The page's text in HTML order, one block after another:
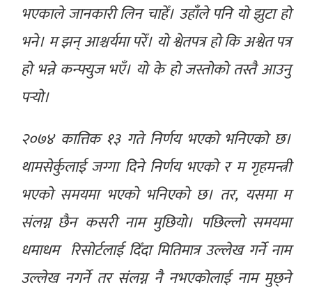
भएकाले जानकारी लिन चाहेँ। उहाँले पनि यो झुटा हो
भने। म झन् आश्चर्यमा परेँ। यो श्वेतपत्र हो कि अश्वेत पत्र
हो भन्ने कन्फ्युज भएँ। यो के हो जस्तोको तस्तै आउनु
पर्‍यो।
२०७४ कात्तिक १३ गते निर्णय भएको भनिएको छ।
थामसेर्कुलाई जग्गा दिने निर्णय भएको र म गृहमन्त्री
भएको समयमा भएको भनिएको छ। तर, यसमा म
संलग्न छैन कसरी नाम मुछियो। पछिल्लो समयमा
धमाधम रिसोर्टलाई दिँदा मितिमात्र उल्लेख गर्ने नाम
उल्लेख नगर्ने तर संलग्न नै नभएकोलाई नाम मुछ्ने